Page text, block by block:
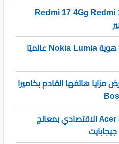
شاومي تطلق هاتفي Redmi 17 5G وRedmi 17 4G
تسريبات: HMD تستعد لإحياء هوية Nokia Lumia عالميًا
هاتفها القادم بكاميرا
ايسر تطلق حاسوب Acer Swift Go الاقتصادي بمعالج